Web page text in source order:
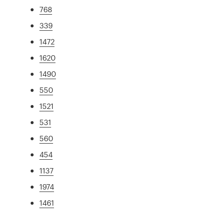
768
339
1472
1620
1490
550
1521
531
560
454
1137
1974
1461